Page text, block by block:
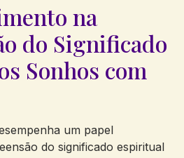
na
do Significado
Sonhos com
um‍ papel⁣
do significado⁤ espiritual